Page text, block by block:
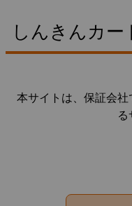
しんきんカー
本サイトは、保証会
る